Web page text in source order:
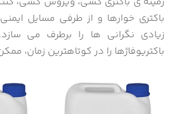
باکتری خوارها و از طرفی مسایل
زیادی نگرانی ها را برطرف می
باکتریوفاژها را در کوتاهترین زمان،